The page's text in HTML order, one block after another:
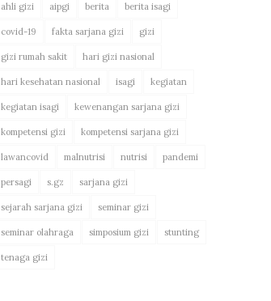
ahli gizi aipgi berita berita isagi
covid-19 fakta sarjana gizi gizi
gizi rumah sakit hari gizi nasional
hari kesehatan nasional isagi kegiatan
kegiatan isagi kewenangan sarjana gizi
kompetensi gizi kompetensi sarjana gizi
lawancovid malnutrisi nutrisi pandemi
persagi s.gz sarjana gizi
sejarah sarjana gizi seminar gizi
seminar olahraga simposium gizi stunting
tenaga gizi